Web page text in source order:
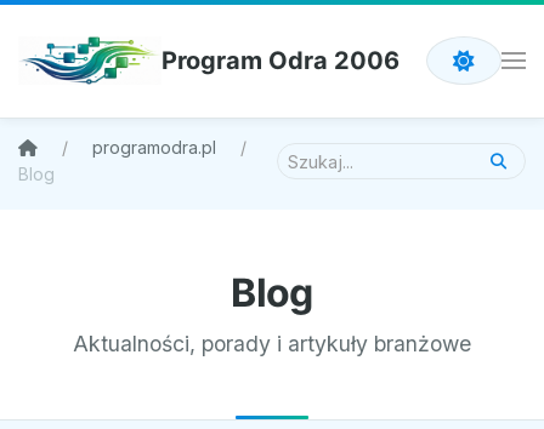
Program Odra 2006
programodra.pl
Blog
Blog
Aktualności, porady i artykuły branżowe